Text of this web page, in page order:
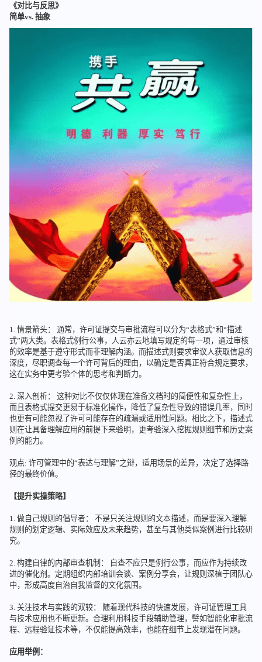
《对比与反思》
简单vs. 抽象
1. 情景箭头： 通常，许可证提交与审批流程可以分为“表格式”和“描述
式”两大类。表格式例行公事，人云亦云地填写规定的每一项，通过审核
的效率是基于遵守形式而非理解内涵。而描述式则要求审议人获取信息的
深度，尽职调查每一个许可背后的理由，以确定是否真正符合规定要求，
这在实务中更考验个体的思考和判断力。
2. 深入剖析： 这种对比不仅仅体现在准备文档时的简便性和复杂性上，
而且表格式提交更易于标准化操作，降低了复杂性导致的错误几率，同时
也更有可能忽视了许可可能存在的疏漏或适用性问题。相比之下，描述式
则在让具备理解应用的前提下来验明，更考验深入挖掘规则细节和历史案
例的能力。
观点: 许可管理中的“表达与理解”之辩，适用场景的差异，决定了选择路
径的最终价值。
【提升实操策略】
1. 做自己规则的倡导者： 不是只关注规则的文本描述，而是要深入理解
规则的划定逻辑、实际效应及未来趋势，甚至与其他类似案例进行比较研
究。
2. 构建自律的内部审查机制： 自查不应只是例行公事，而应作为持续改
进的催化剂。定期组织内部培训会谈、案例分享会，让规则深植于团队心
中，形成高度自治自我监督的文化氛围。
3. 关注技术与实践的双较： 随着现代科技的快速发展，许可证管理工具
与技术应用也不断更新。合理利用科技手段辅助管理，譬如智能化审批流
程、远程验证技术等，不仅能提高效率，也能在细节上发现潜在问题。
应用举例：